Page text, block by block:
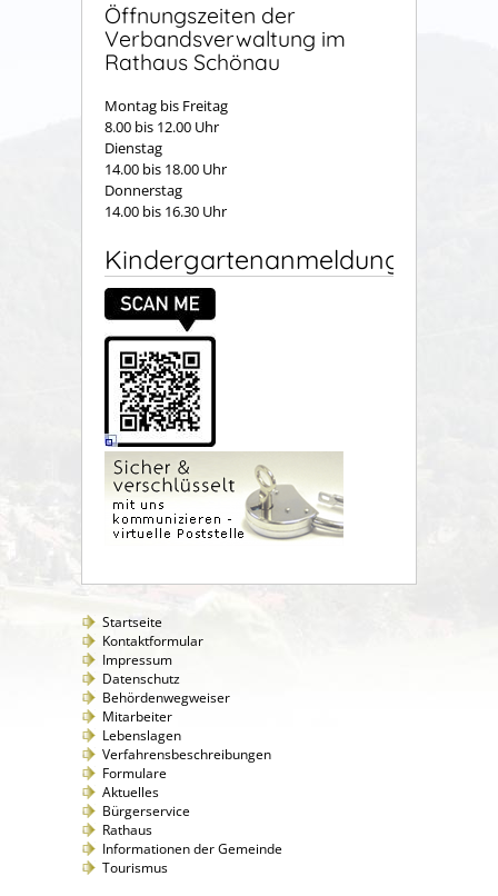
Öffnungszeiten der
Verbandsverwaltung im
Rathaus Schönau
Montag bis Freitag
8.00 bis 12.00 Uhr
Dienstag
14.00 bis 18.00 Uhr
Donnerstag
14.00 bis 16.30 Uhr
Kindergartenanmeldung
Startseite
Kontaktformular
Impressum
Datenschutz
Behördenwegweiser
Mitarbeiter
Lebenslagen
Verfahrensbeschreibungen
Formulare
Aktuelles
Bürgerservice
Rathaus
Informationen der Gemeinde
Tourismus